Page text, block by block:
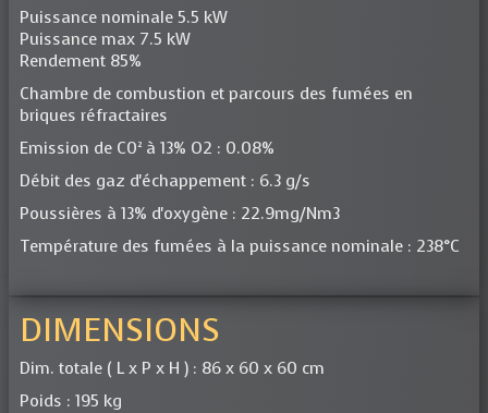
Puissance nominale 5.5 kW
Puissance max 7.5 kW
Rendement 85%
Chambre de combustion et parcours des fumées en
briques réfractaires
Emission de C0² à 13% O2 : 0.08%
Débit des gaz d'échappement : 6.3 g/s
Poussières à 13% d'oxygène : 22.9mg/Nm3
Température des fumées à la puissance nominale : 238°C
DIMENSIONS
Dim. totale ( L x P x H ) : 86 x 60 x 60 cm
Poids : 195 kg